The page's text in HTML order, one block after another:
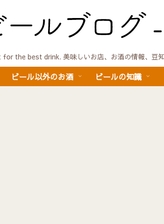
the best drink. 美味しいお店、お酒の情報、豆
ビール以外のお酒 ビールの知識